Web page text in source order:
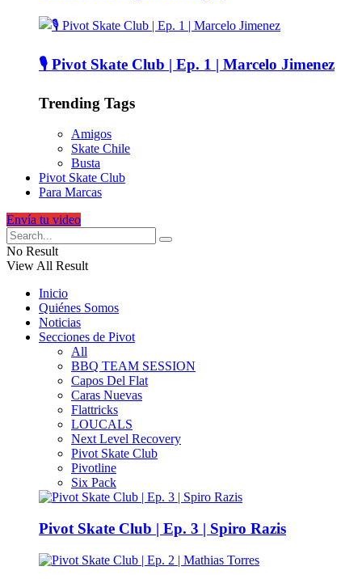
🎙️ Pivot Skate Club | Ep. 1 | Marcelo Jimenez
Trending Tags
Amigos
Skate Chile
Busta
Pivot Skate Club
Para Marcas
Envía tu video
No Result
View All Result
Inicio
Quiénes Somos
Noticias
Secciones de Pivot
All
BBQ TEAM SESSION
Capos Del Flat
Caras Nuevas
Flattricks
LOUCALS
Next Level Recovery
Pivot Skate Club
Pivotline
Six Pack
Pivot Skate Club | Ep. 3 | Spiro Razis